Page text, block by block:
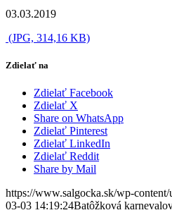
03.03.2019
(JPG, 314,16 KB)
Zdielať na
Zdielať Facebook
Zdielať X
Share on WhatsApp
Zdielať Pinterest
Zdielať LinkedIn
Zdielať Reddit
Share by Mail
https://www.salgocka.sk/wp-
03-03 14:19:24Batôžková